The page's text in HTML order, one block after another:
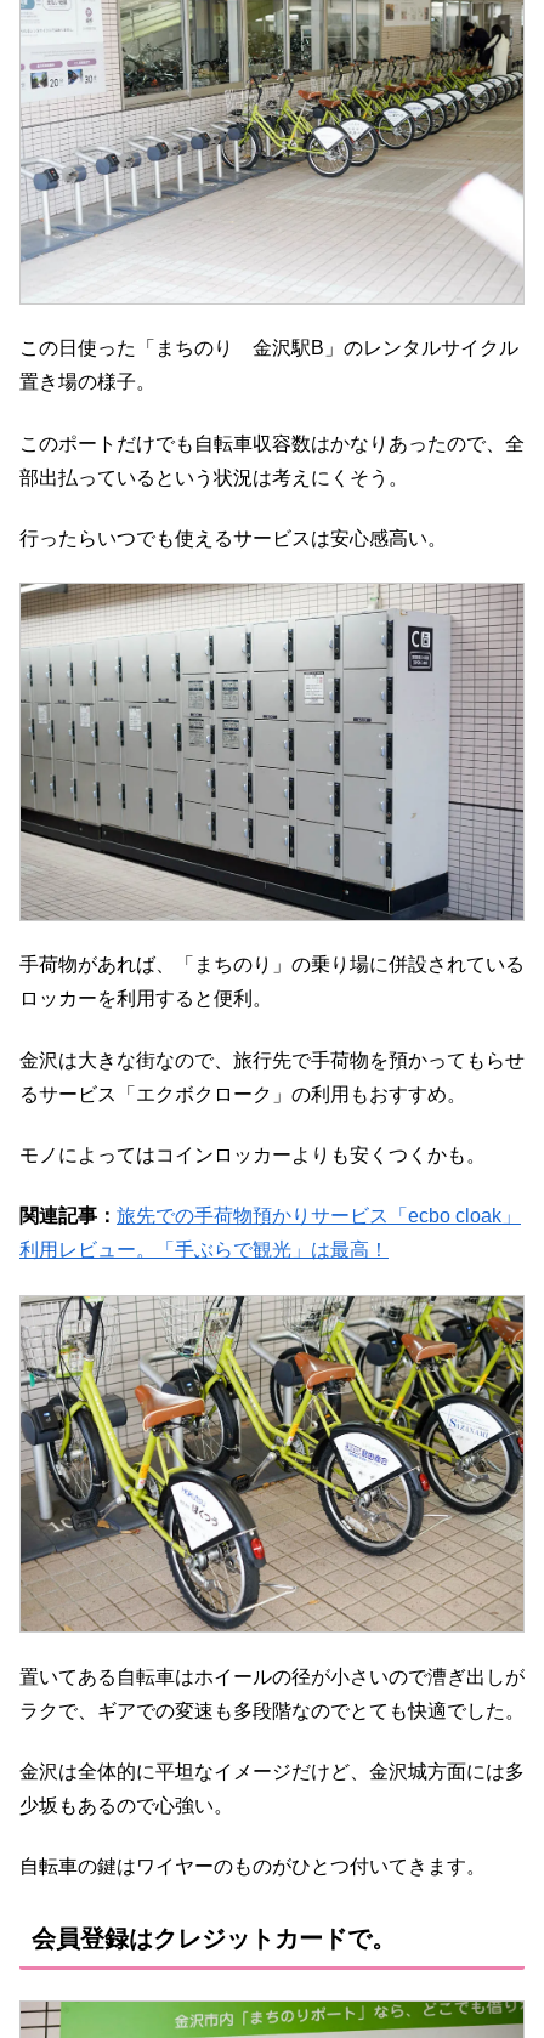
この日使った「まちのり 金沢駅B」のレンタルサイクル
置き場の様子。
このポートだけでも自転車収容数はかなりあったので、全
部出払っているという状況は考えにくそう。
行ったらいつでも使えるサービスは安心感高い。
手荷物があれば、「まちのり」の乗り場に併設されている
ロッカーを利用すると便利。
金沢は大きな街なので、旅行先で手荷物を預かってもらせ
るサービス「エクボクローク」の利用もおすすめ。
モノによってはコインロッカーよりも安くつくかも。
関連記事： 旅先での手荷物預かりサービス「ecbo cloak」
利用レビュー。「手ぶらで観光」は最高！
置いてある自転車はホイールの径が小さいので漕ぎ出しが
ラクで、ギアでの変速も多段階なのでとても快適でした。
金沢は全体的に平坦なイメージだけど、金沢城方面には多
少坂もあるので心強い。
自転車の鍵はワイヤーのものがひとつ付いてきます。
会員登録はクレジットカードで。